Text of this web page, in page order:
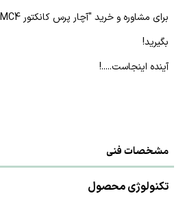
بگیرید!
آینده اینجاست.....!
مشخصات فنی
تکنولوژی محصول